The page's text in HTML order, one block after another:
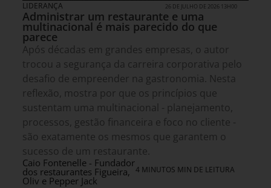
LIDERANÇA 26 DE JULHO DE 2026 13H00
Administrar um restaurante e uma
multinacional é mais parecido do que
parece
Após décadas em grandes empresas, o autor
trocou a segurança da carreira corporativa pelo
desafio de empreender na gastronomia. Nesta
reflexão, mostra por que os princípios que
sustentam uma multinacional - planejamento,
processos, gestão financeira e foco no cliente -
são exatamente os mesmos que garantem o
sucesso de um restaurante.
Caio Fontenelle - Fundador
dos restaurantes Figueira,
Oliv e Pepper Jack
4 MINUTOS MIN DE LEITURA